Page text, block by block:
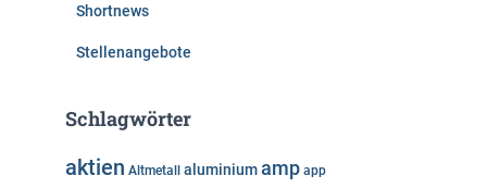
Shortnews
Stellenangebote
Schlagwörter
aktien Altmetall aluminiumamp app